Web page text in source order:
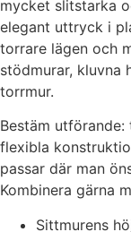
mycket slitstarka
elegant uttryck i
torrare lägen och
stödmurar, kluvna
torrmur.
Bestäm
flexibla
passar där man
Kombinera gärna
Sittmurens